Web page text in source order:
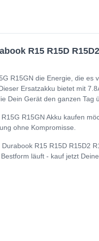
R15 R15D
R15GN die Energie, die es
Ersatzakku bietet mit
Dein Gerät den ganzen Tag
R15GN Akku kaufen
ohne Kompromisse.
R15 R15D R15D2
läuft - kauf jetzt